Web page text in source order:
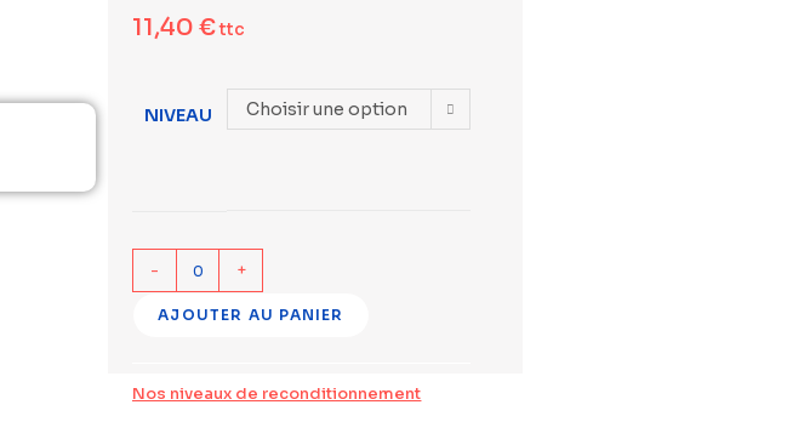
11,40€ttc
NIVEAU Choisir une option
- +
AJOUTER AU PANIER
Nos niveaux de reconditionnement